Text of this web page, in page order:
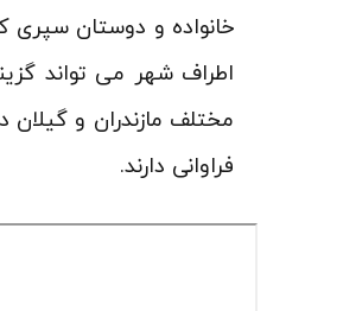
خانواده و دوستان سپری
اطراف شهر می تواند
مختلف مازندران و
فراوانی دارند.